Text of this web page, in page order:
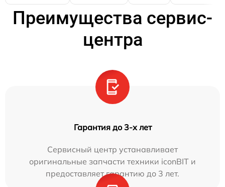
Преимущества сервис-
центра
Гарантия до 3-х лет
Сервисный центр устанавливает
оригинальные запчасти техники iconBIT и
предоставляет гарантию до 3 лет.